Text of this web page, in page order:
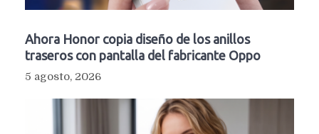
Ahora Honor copia diseño de los anillos
traseros con pantalla del fabricante Oppo
5 agosto, 2026